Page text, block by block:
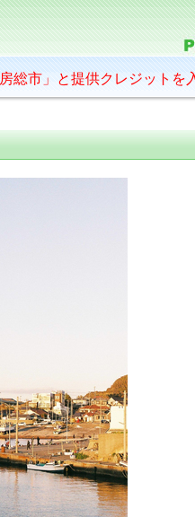
総市」と提供クレジットを